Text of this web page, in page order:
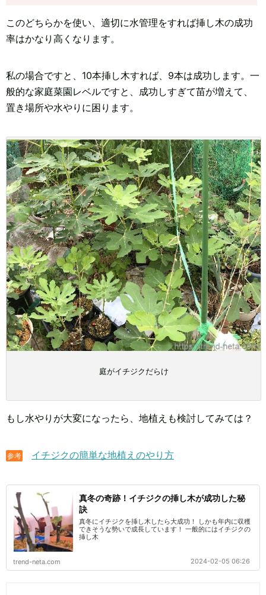
このどちらかを使い、適切に水管理をすれば挿し木の成功
率はかなり高くなります。
私の場合ですと、10本挿し木すれば、9本は成功します。一
般的な家庭菜園レベルですと、成功しすぎて苗が増えて、
置き場所や水やりに困ります。
庭がイチジクだらけ
もし水やりが大変になったら、地植えも検討してみては？
参考 イチジクの簡単な地植えのやり方
真冬の奇跡！イチジクの挿し木が成功した秘
訣
真冬にイチジクを挿し木したら大成功！ しかも年内に収穫
できそうな勢いで成長しています！ 一般的にはイチジクの
挿し木
trend-neta.com 2024-02-05 06:26